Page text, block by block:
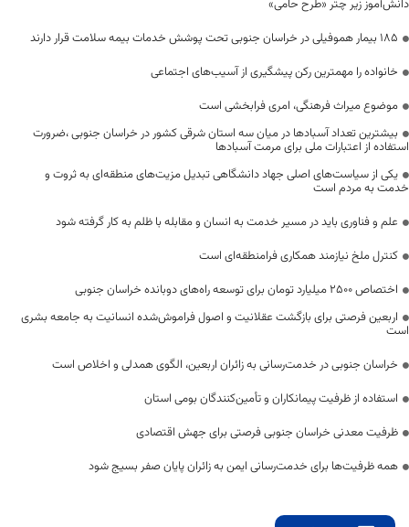
دانش‌آموز زیر چتر «طرح حامی»
۱۸۵ بیمار هموفیلی در خراسان جنوبی تحت پوشش خدمات بیمه سلامت قرار دارند
خانواده را مهمترین رکن پیشگیری از آسیب‌های اجتماعی
موضوع میراث فرهنگی، امری فرابخشی است
بیشترین تعداد آسبادها در میان سه استان شرقی کشور در خراسان جنوبی ،ضرورت
استفاده از اعتبارات ملی برای مرمت آسبادها
یکی از سیاست‌های اصلی جهاد دانشگاهی تبدیل مزیت‌های منطقه‌ای به ثروت و
خدمت به مردم است
علم و فناوری باید در مسیر خدمت به انسان و مقابله با ظلم به کار گرفته شود
کنترل ملخ نیازمند همکاری فرامنطقه‌ای است
اختصاص 2500 میلیارد تومان برای توسعه راه‌های دوبانده خراسان جنوبی
اربعین فرصتی برای بازگشت عقلانیت و اصول فراموش‌شده انسانیت به جامعه بشری
است
خراسان جنوبی در خدمت‌رسانی به زائران اربعین، الگوی همدلی و اخلاص است
استفاده از ظرفیت پیمانکاران و تأمین‌کنندگان بومی استان
ظرفیت معدنی خراسان جنوبی فرصتی برای جهش اقتصادی
همه ظرفیت‌ها برای خدمت‌رسانی ایمن به زائران پایان صفر بسیج شود